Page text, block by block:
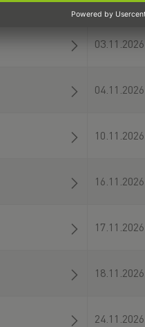
03.11.2026
04.11.2026
10.11.2026
16.11.2026
17.11.2026
18.11.2026
24.11.2026